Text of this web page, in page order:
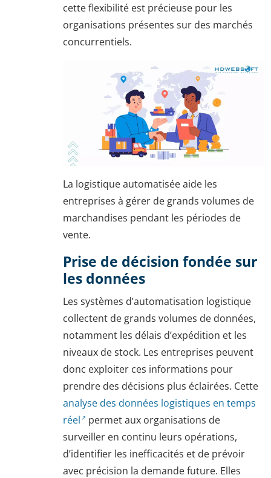
cette flexibilité est précieuse pour les
organisations présentes sur des marchés
concurrentiels.
La logistique automatisée aide les
entreprises à gérer de grands volumes de
marchandises pendant les périodes de
vente.
Prise de décision fondée sur
les données
Les systèmes d’automatisation logistique
collectent de grands volumes de données,
notamment les délais d’expédition et les
niveaux de stock. Les entreprises peuvent
donc exploiter ces informations pour
prendre des décisions plus éclairées. Cette
analyse des données logistiques en temps
réel
permet aux organisations de
surveiller en continu leurs opérations,
d’identifier les inefficacités et de prévoir
avec précision la demande future. Elles